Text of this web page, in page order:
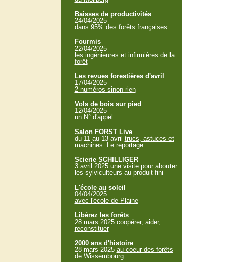
Baisses de productivités
24/04/2025
dans 95% des forêts françaises
Fourmis
22/04/2025
les ingénieures et infirmières de la
forêt
Les revues forestières d'avril
17/04/2025
2 numéros sinon rien
Vols de bois sur pied
12/04/2025
un N° d'appel
Salon FORST Live
du 11 au 13 avril trucs, astuces et
machines. Le reportage
Scierie SCHILLIGER
3 avril 2025 une visite pour abouter
les sylviculteurs au produit fini
L'école au soleil
04/04/2025
avec l'école de Plaine
Libérez les forêts
28 mars 2025 coopérer, aider,
reconstituer
2000 ans d'histoire
28 mars 2025 au coeur des forêts
de Wissembourg